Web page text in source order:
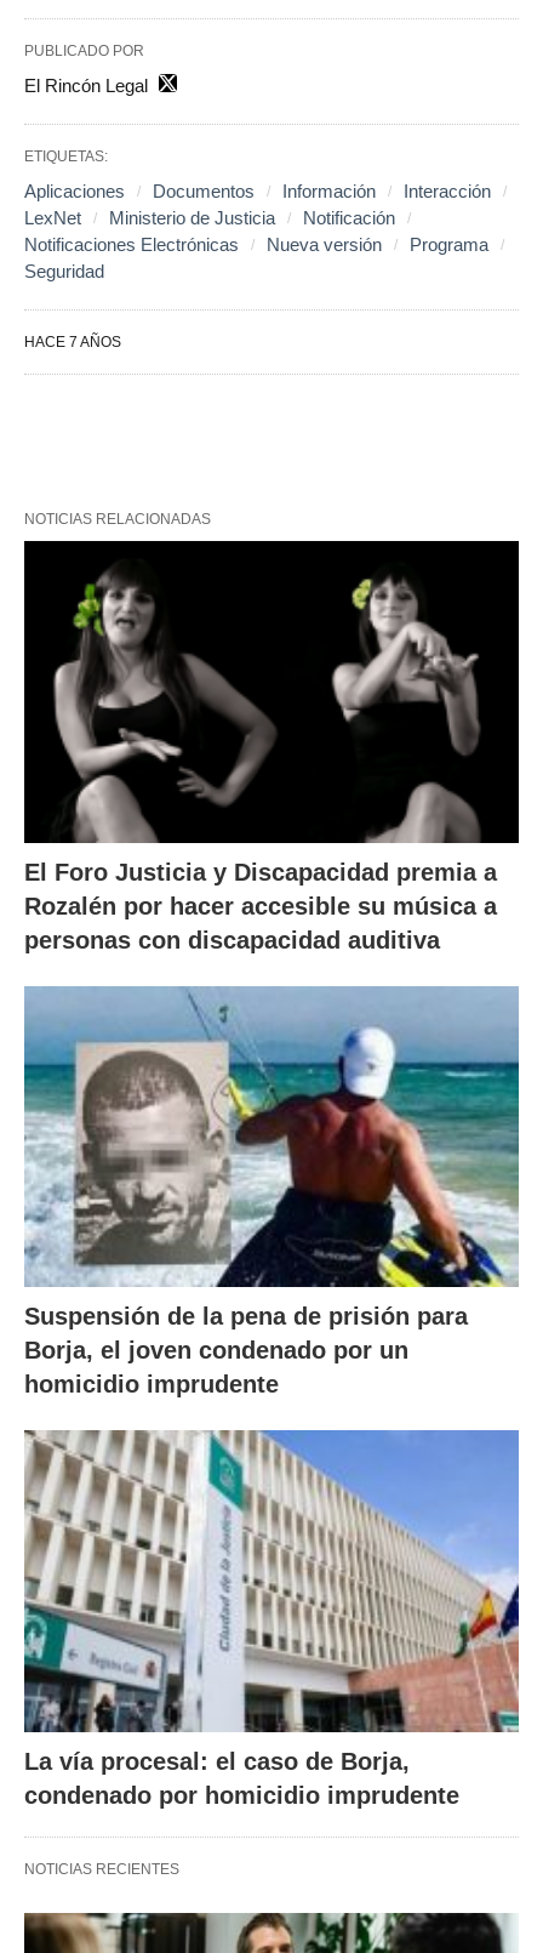
PUBLICADO POR
El Rincón Legal
ETIQUETAS:
Aplicaciones Documentos Información
Interacción
LexNet
Ministerio de Justicia
Notificación
Notificaciones Electrónicas
Nueva versión
Programa
Seguridad
HACE 7 AÑOS
NOTICIAS RELACIONADAS
El Foro Justicia y Discapacidad premia a
Rozalén por hacer accesible su música a
personas con discapacidad auditiva
Suspensión de la pena de prisión para
Borja, el joven condenado por un
homicidio imprudente
La vía procesal: el caso de Borja,
condenado por homicidio imprudente
NOTICIAS RECIENTES